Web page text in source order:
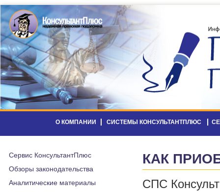
О КОМПАНИИ СИСТЕМЫ КОНСУЛЬТАНТПЛЮС
Сервис КонсультантПлюс
Обзоры законодательства
Аналитические материалы
КАК
СПС